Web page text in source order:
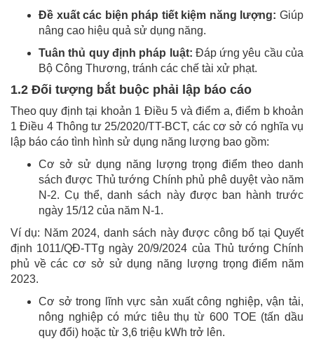
Đề xuất các biện pháp tiết kiệm năng lượng: Giúp
nâng cao hiệu quả sử dụng năng.
Tuân thủ quy định pháp luật: Đáp ứng yêu cầu của
Bộ Công Thương, tránh các chế tài xử phạt.
1.2 Đối tượng bắt buộc phải lập báo cáo
Theo quy định tại khoản 1 Điều 5 và điểm a, điểm b khoản
1 Điều 4 Thông tư 25/2020/TT-BCT, các cơ sở có nghĩa vụ
lập báo cáo tình hình sử dụng năng lượng bao gồm:
Cơ sở sử dụng năng lượng trọng điểm theo danh
sách được Thủ tướng Chính phủ phê duyệt vào năm
N-2. Cụ thể, danh sách này được ban hành trước
ngày 15/12 của năm N-1.
Ví dụ: Năm 2024, danh sách này được công bố tại Quyết
định 1011/QĐ-TTg ngày 20/9/2024 của Thủ tướng Chính
phủ về các cơ sở sử dụng năng lượng trọng điểm năm
2023.
Cơ sở trong lĩnh vực sản xuất công nghiệp, vận tải,
nông nghiệp có mức tiêu thụ từ 600 TOE (tấn dầu
quy đổi) hoặc từ 3,6 triệu kWh trở lên.